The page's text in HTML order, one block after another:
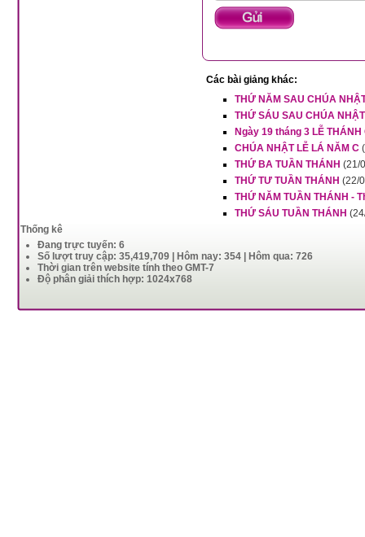
Các bài giảng khác:
THỨ NĂM SAU CHÚA
THỨ SÁU SAU CHÚA
Ngày 19 tháng 3 LỄ THÁNH
CHÚA NHẬT LỄ LÁ NĂM C
THỨ BA TUẦN THÁNH (21/
THỨ TƯ TUẦN THÁNH (22/
THỨ NĂM TUẦN THÁNH -
THỨ SÁU TUẦN THÁNH
Thống kê
Đang trực tuyến: 6
Số lượt truy cập: 35,419,709 | Hôm nay: 354 | Hôm qua: 726
Thời gian trên website tính theo GMT-7
Độ phân giải thích hợp: 1024x768